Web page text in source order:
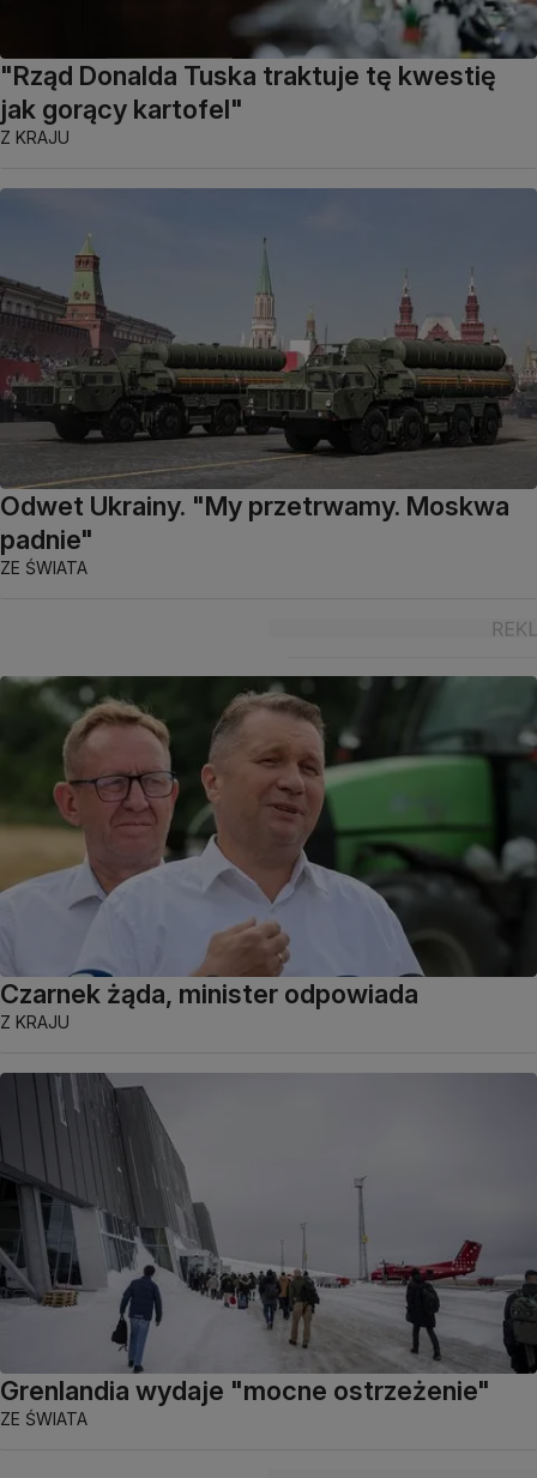
"Rząd Donalda Tuska traktuje tę kwestię
jak gorący kartofel"
Z KRAJU
Odwet Ukrainy. "My przetrwamy. Moskwa
padnie"
ZE ŚWIATA
Czarnek żąda, minister odpowiada
Z KRAJU
Grenlandia wydaje "mocne ostrzeżenie"
ZE ŚWIATA